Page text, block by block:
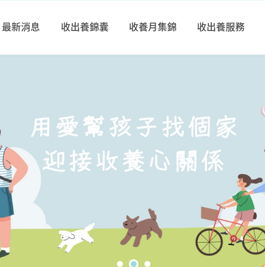
最新消息 收出養錦囊 收養月集錦 收出養服務